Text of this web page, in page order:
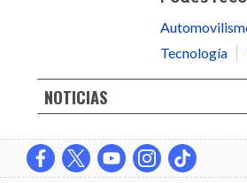
Tecnología
NOTICIAS